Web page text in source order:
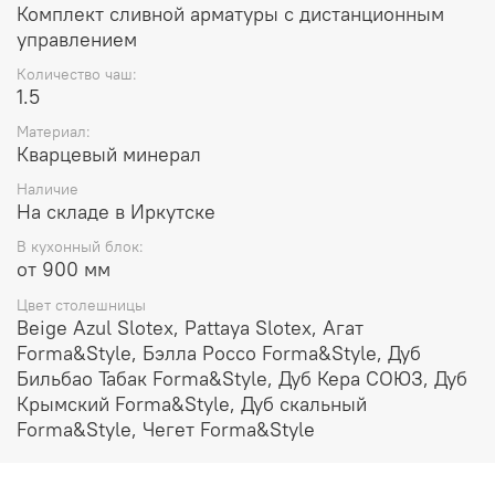
предметы с острыми концами, это может привести
к сколу материала.
(Внимание! Температура дна кастрюли, только что
достигать 600° С.).
Не используйте абразивные и хлорсодержащие
чистящие средства, сильные растворители,
кислоты, щелочи и т.д. При попадании таких
веществ на поверхность мойки немедленно
промойте ее водой.
Не выливайте в мойку кипящее масло, оно может
повредить резиновые и пластиковые детали слива
и сифона.
Мы рекомендуем ухаживать за мойкой с помощью
мягкой губки и средства для мытья посуды:
Возьмите любое чистящее кремо- или
гелеобразное средство для кухни.
Комплект сливной арматуры с дистанционным
управлением
Количество чаш:
1.5
Материал:
Кварцевый минерал
Наличие
На складе в Иркутске
В кухонный блок:
от 900 мм
Цвет столешницы
Beige Azul Slotex, Pattaya Slotex, Агат
Forma&Style, Бэлла Россо Forma&Style, Дуб
Бильбао Табак Forma&Style, Дуб Кера СОЮЗ, Дуб
Крымский Forma&Style, Дуб скальный
Forma&Style, Чегет Forma&Style